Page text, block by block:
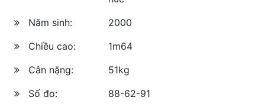
Năm sinh:
2000
Chiều cao:
1m64
Cân nặng:
51kg
Số đo:
88-62-91